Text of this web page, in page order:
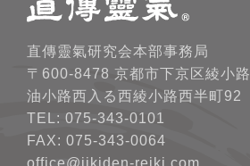
直傳靈氣研究会本部事務局
〒600-8478 京都市下京区綾小路
油小路西入る西綾小路西半町92
TEL: 075-343-0101
FAX: 075-343-0064